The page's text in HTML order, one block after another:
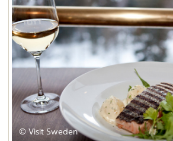
© Visit Sweden